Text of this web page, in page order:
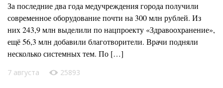
За последние два года медучреждения города получили
современное оборудование почти на 300 млн рублей. Из
них 243,9 млн выделили по нацпроекту «Здравоохранение»,
ещё 56,3 млн добавили благотворители. Врачи подняли
несколько системных тем. По […]
7 августа 25893